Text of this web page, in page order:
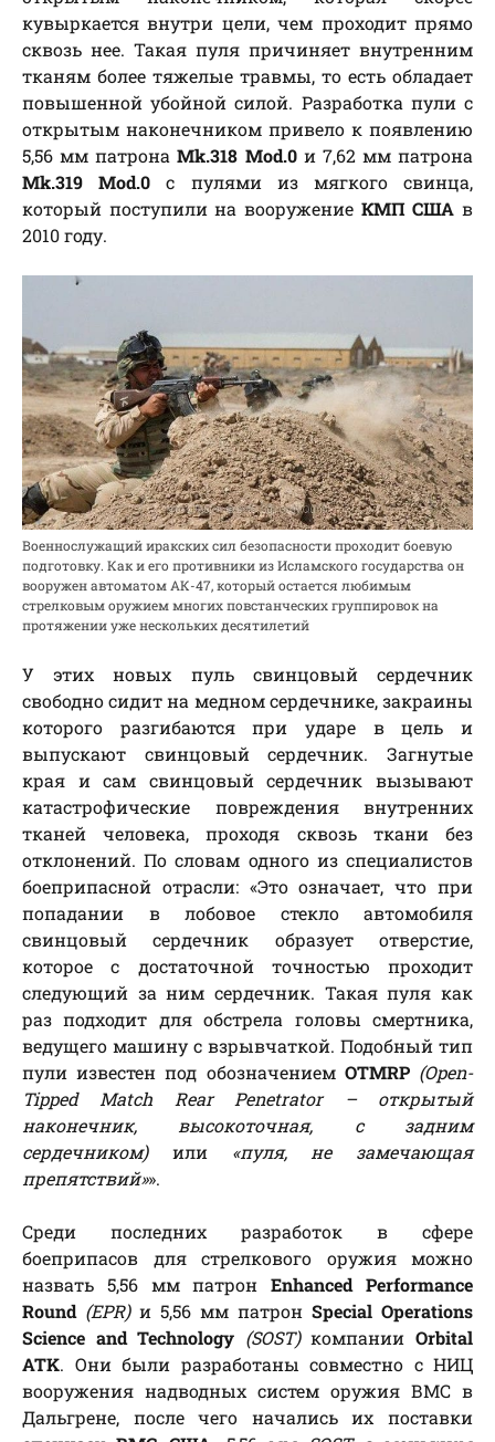
кувыркается внутри цели, чем проходит прямо
сквозь нее. Такая пуля причиняет внутренним
тканям более тяжелые травмы, то есть обладает
повышенной убойной силой. Разработка пули с
открытым наконечником привело к появлению
5,56 мм патронаMk.318 Mod.0и 7,62 мм патрона
Mk.319 Mod.0 с пулями из мягкого свинца,
который поступили на вооружение КМП США в
2010 году.
Военнослужащий иракских сил безопасности проходит боевую
подготовку. Как и его противники из Исламского государства он
вооружен автоматом АК-47, который остается любимым
стрелковым оружием многих повстанческих группировок на
протяжении уже нескольких десятилетий
У этих новых пуль свинцовый сердечник
свободно сидит на медном сердечнике, закраины
которого разгибаются при ударе в цель и
выпускают свинцовый сердечник. Загнутые
края и сам свинцовый сердечник вызывают
катастрофические повреждения внутренних
тканей человека, проходя сквозь ткани без
отклонений. По словам одного из специалистов
боеприпасной отрасли: «Это означает, что при
попадании в лобовое стекло автомобиля
свинцовый сердечник образует отверстие,
которое с достаточной точностью проходит
следующий за ним сердечник. Такая пуля как
раз подходит для обстрела головы смертника,
ведущего машину с взрывчаткой. Подобный тип
пули известен под обозначением OTMRP (Open-
Tipped Match Rear Penetrator – открытый
наконечник, высокоточная, с задним
сердечником)или «пуля, не замечающая
препятствий»».
Среди последних разработок в сфере
боеприпасов для стрелкового оружия можно
назвать 5,56 мм патронEnhanced Performance
Round (EPR)и 5,56 мм патрон Special Operations
Science and Technology (SOST)компанииOrbital
ATK. Они были разработаны совместно с НИЦ
вооружения надводных систем оружия ВМС в
Дальгрене, после чего начались их поставки